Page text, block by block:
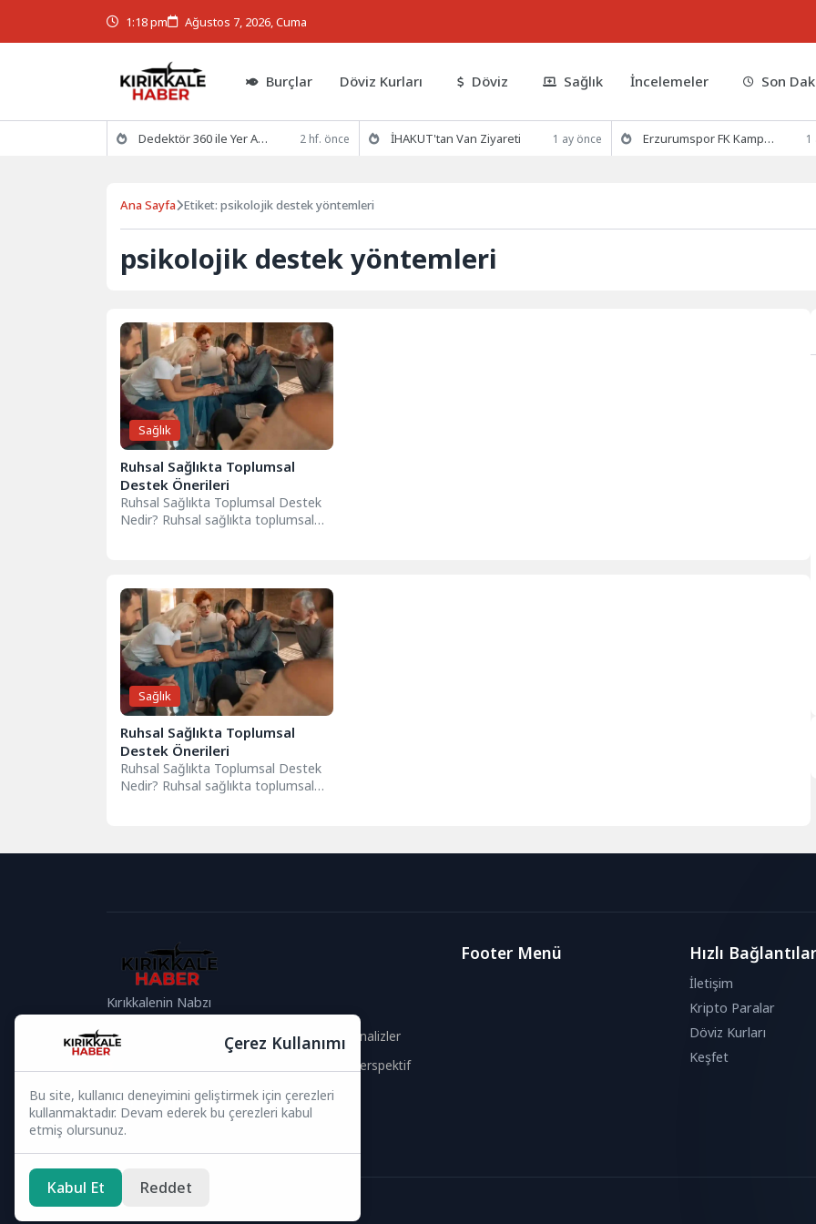
1:18 pm Ağustos 7, 2026, Cuma
Burçlar Döviz Kurları Döviz Sağlık İncelemeler Son
Dedektör 360 ile Yer Altının Gizemlerini Keşfedin 2 hf. önce İHAKUT'tan Van Ziyareti 1 ay önce Erzurumspor FK Kamp Hazırlıklarına Devam Ediyor 1
Ana Sayfa Etiket: psikolojik destek yöntemleri
psikolojik destek yöntemleri
Sağlık
Ruhsal Sağlıkta Toplumsal
Destek Önerileri
Ruhsal Sağlıkta Toplumsal Destek
Nedir? Ruhsal sağlıkta toplumsal
Sağlık
Ruhsal Sağlıkta Toplumsal
Destek Önerileri
Ruhsal Sağlıkta Toplumsal Destek
Nedir? Ruhsal sağlıkta toplumsal
Kırıkkalenin Nabzı
Güncel Analizler
Global Perspektif
Bizi Takip Edin
Footer Menü Hızlı Bağlantılar
İletişim
Kripto Paralar
Döviz Kurları
Keşfet
Çerez Kullanımı
Bu site, kullanıcı deneyimini geliştirmek için çerezleri
kullanmaktadır. Devam ederek bu çerezleri kabul
etmiş olursunuz.
Kabul Et Reddet